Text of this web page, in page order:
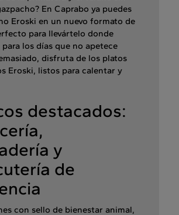
En Caprabo ya puedes
Eroski en un nuevo formato de
para llevártelo donde
para los días que no apetece
disfruta de los platos
Eroski, listos para calentar y
destacados:
y
de
con sello de bienestar animal,